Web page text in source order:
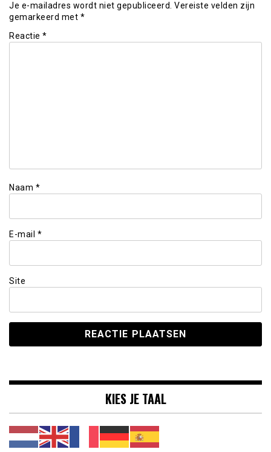
Je e-mailadres wordt niet gepubliceerd. Vereiste velden zijn
gemarkeerd met *
Reactie *
Naam *
E-mail *
Site
KIES JE TAAL